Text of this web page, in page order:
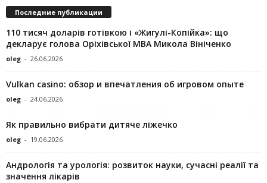
Последние публикации
110 тисяч доларів готівкою і «Жигулі-Копійка»: що
декларує голова Оріхівської МВА Микола Вініченко
oleg - 26.06.2026
Vulkan casino: обзор и впечатления об игровом опыте
oleg - 24.06.2026
Як правильно вибрати дитяче ліжечко
oleg - 19.06.2026
Андрологія та урологія: розвиток науки, сучасні реалії та
значення лікарів